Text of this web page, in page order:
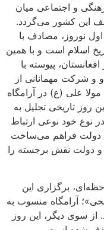
و اجتماعی میان
این کشور می‌گردد.
نوروز، مصادف با
اسلام است و با همین
پیوسته با
شرکت مهمانانی از
علی (ع) در آرامگاه
تاریخی تجلیل به
نوع خود نوعی ارتباط
دولت فراهم می‌ساخت
و دولت نقش برجسته را
برگزاری این
آرامگاه منسوب به
سوی دیگر، این روز